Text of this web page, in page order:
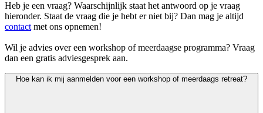
Heb je een vraag? Waarschijnlijk staat het antwoord op je vraag
hieronder. Staat de vraag die je hebt er niet bij? Dan mag je altijd
contact met ons opnemen!
Wil je advies over een workshop of meerdaagse programma? Vraag
dan een gratis adviesgesprek aan.
Hoe kan ik mij aanmelden voor een workshop of meerdaags retreat?